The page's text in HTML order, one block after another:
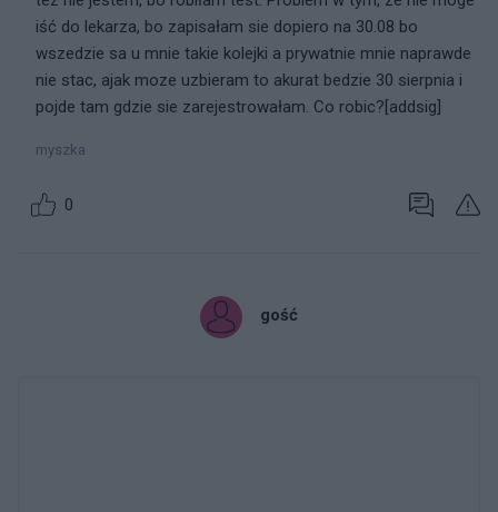
iść do lekarza, bo zapisałam sie dopiero na 30.08 bo
wszedzie sa u mnie takie kolejki a prywatnie mnie naprawde
nie stac, ajak moze uzbieram to akurat bedzie 30 sierpnia i
pojde tam gdzie sie zarejestrowałam. Co robic?[addsig]
myszka
0
gość